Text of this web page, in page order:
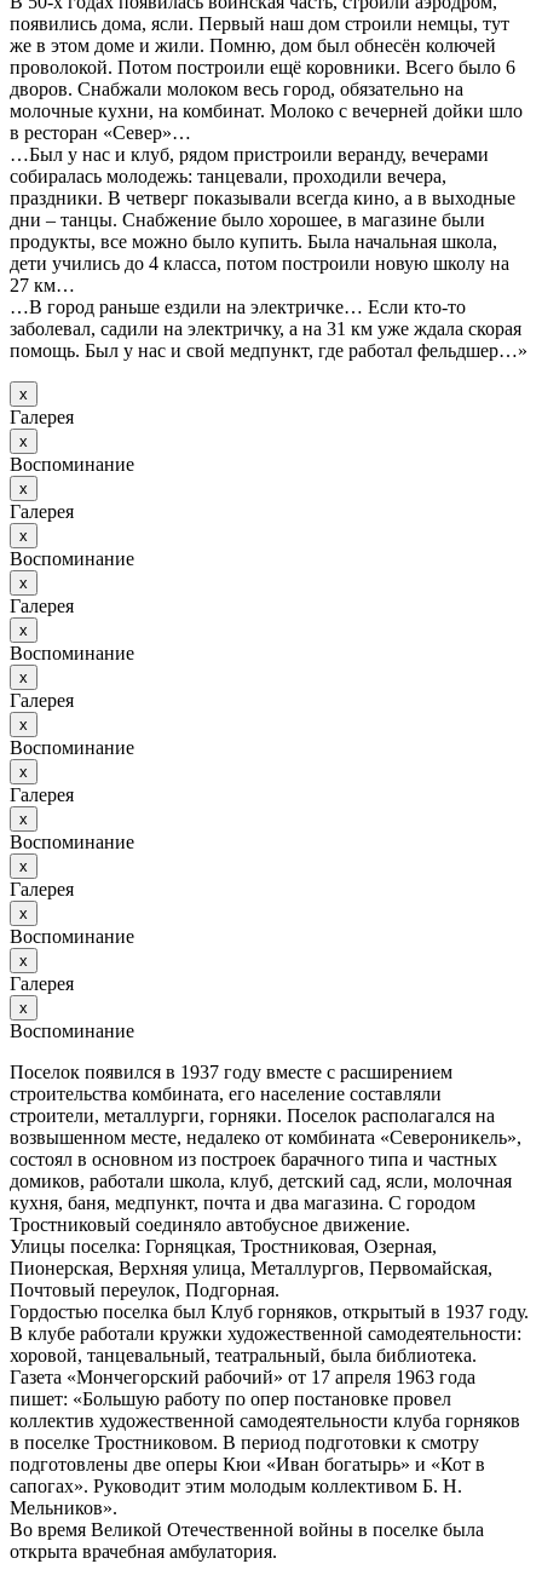
появились дома, ясли. Первый наш дом строили немцы, тут
же в этом доме и жили. Помню, дом был обнесён колючей
проволокой. Потом построили ещё коровники. Всего было 6
дворов. Снабжали молоком весь город, обязательно на
молочные кухни, на комбинат. Молоко с вечерней дойки шло
в ресторан «Север»…
…Был у нас и клуб, рядом пристроили веранду, вечерами
собиралась молодежь: танцевали, проходили вечера,
праздники. В четверг показывали всегда кино, а в выходные
дни – танцы. Снабжение было хорошее, в магазине были
продукты, все можно было купить. Была начальная школа,
дети учились до 4 класса, потом построили новую школу на
27 км…
…В город раньше ездили на электричке… Если кто-то
заболевал, садили на электричку, а на 31 км уже ждала скорая
помощь. Был у нас и свой медпункт, где работал фельдшер…»
х
Галерея
х
Воспоминание
х
Галерея
х
Воспоминание
х
Галерея
х
Воспоминание
х
Галерея
х
Воспоминание
х
Галерея
х
Воспоминание
х
Галерея
х
Воспоминание
х
Галерея
х
Воспоминание
Поселок появился в 1937 году вместе с расширением
строительства комбината, его население составляли
строители, металлурги, горняки. Поселок располагался на
возвышенном месте, недалеко от комбината «Североникель»,
состоял в основном из построек барачного типа и частных
домиков, работали школа, клуб, детский сад, ясли, молочная
кухня, баня, медпункт, почта и два магазина. С городом
Тростниковый соединяло автобусное движение.
Улицы поселка: Горняцкая, Тростниковая, Озерная,
Пионерская, Верхняя улица, Металлургов, Первомайская,
Почтовый переулок, Подгорная.
Гордостью поселка был Клуб горняков, открытый в 1937 году.
В клубе работали кружки художественной самодеятельности:
хоровой, танцевальный, театральный, была библиотека.
Газета «Мончегорский рабочий» от 17 апреля 1963 года
пишет: «Большую работу по опер постановке провел
коллектив художественной самодеятельности клуба горняков
в поселке Тростниковом. В период подготовки к смотру
подготовлены две оперы Кюи «Иван богатырь» и «Кот в
сапогах». Руководит этим молодым коллективом Б. Н.
Мельников».
Во время Великой Отечественной войны в поселке была
открыта врачебная амбулатория.